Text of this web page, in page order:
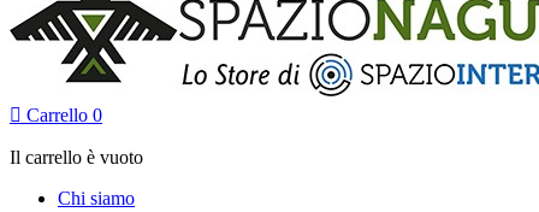
 Carrello 0
Il carrello è vuoto
Chi siamo